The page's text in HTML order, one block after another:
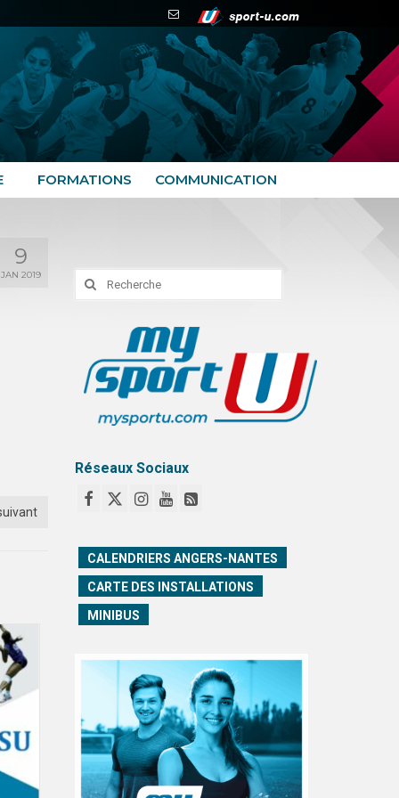
FORMATIONS COMMUNICATION
9
JAN 2019
Rechercher
Réseaux Sociaux
CALENDRIERS ANGERS-NANTES
CARTE DES INSTALLATIONS
MINIBUS